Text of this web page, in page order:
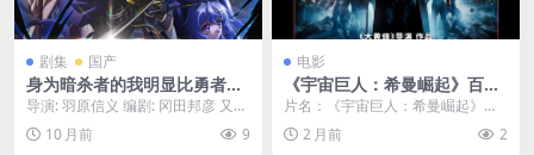
剧集 国产
身为暗杀者的我明显比勇者还
强（I’m an Assassin, and M
y Status is Obviously Stron
ger Than the Hero’s）-2025
导演: 羽原信义 编剧: 冈田邦彦 又
名: 明明只是暗杀者，我的面板数值
却比勇者...
10 月前 9
电影
《宇宙巨人：希曼崛起》百度
云网盘夸克下载.阿里云盘.中
字.(2026)
片名：《宇宙巨人：希曼崛起》百
度云网盘夸克下载.阿里云盘.中字.(2
026) 分...
2 月前 2